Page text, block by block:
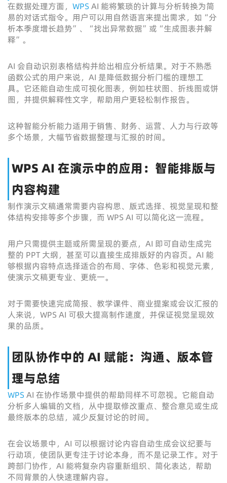
在数据处理方面， WPS AI 能将繁琐的计算与分析转换为简
易的对话式指令。用户可以用自然语言来提出需求，如“分
析本季度增长趋势”、“找出异常数据”或“生成图表并解
释”。
AI 会自动识别表格结构并给出相应分析结果。对于不熟悉
函数公式的用户来说，AI 是降低数据分析门槛的理想工
具。它还能自动生成可视化图表，例如柱状图、折线图或饼
图，并提供解释性文字，帮助用户更轻松制作报告。
这种智能分析能力适用于销售、财务、运营、人力与行政等
多个场景，大幅节省数据整理与汇报的时间。
WPS AI 在演示中的应用：智能排版与
内容构建
制作演示文稿通常需要内容构思、版式选择、视觉呈现和整
体结构安排等多个步骤，而 WPS AI 可以简化这一流程。
用户只需提供主题或所需呈现的要点，AI 即可自动生成完
整的 PPT 大纲，甚至可以直接生成排版好的内容页。AI 能
够根据内容特点选择适合的布局、字体、色彩和视觉元素，
使演示文稿更专业、更统一。
对于需要快速完成简报、教学课件、商业提案或会议汇报的
人来说，WPS AI 可极大提高制作速度，并保证视觉呈现效
果的品质。
团队协作中的 AI 赋能：沟通、版本管
理与总结
WPS AI 在协作场景中提供的帮助同样不可忽视。它能自动
分析多人编辑的文档，从中提取修改重点、整合意见或生成
最终版本的总结，减少反复讨论的时间。
在会议场景中，AI 可以根据讨论内容自动生成会议纪要与
行动项，使团队更专注于讨论本身，而不是记录工作。对于
跨部门协作，AI 能将复杂内容重新组织、简化表达，帮助
不同背景的人快速理解内容。